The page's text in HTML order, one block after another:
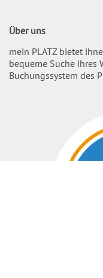
Über uns
mein PLATZ bietet
bequeme Suche ihres
Buchungssystem des